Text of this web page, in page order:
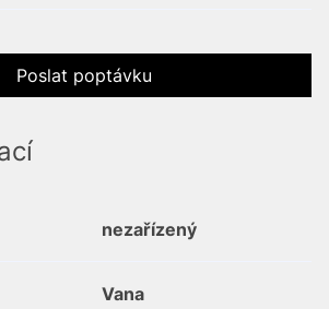
Poslat poptávku
nezařízený
Vana